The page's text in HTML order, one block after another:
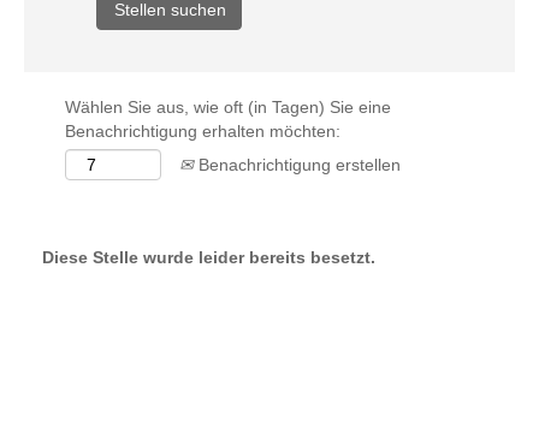
Wählen Sie aus, wie oft (in Tagen) Sie eine
Benachrichtigung erhalten möchten:
Benachrichtigung erstellen
Diese Stelle wurde leider bereits besetzt.